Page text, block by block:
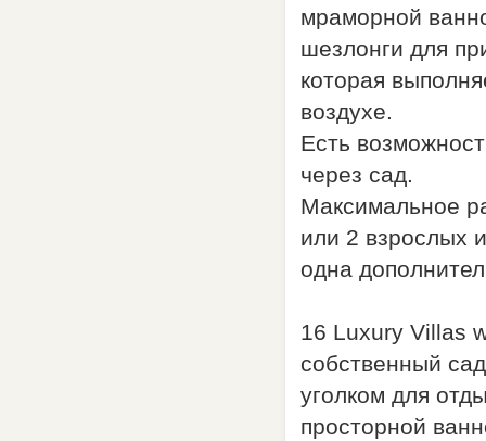
мраморной
шезлонги для
которая
воздухе.
Есть
через сад.
Максимальное
или 2 взрослых
одна
16 Luxury Villas
собственный
уголком для
просторной